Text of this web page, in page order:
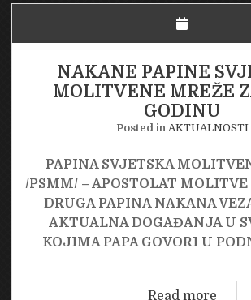
NAKANE PAPINE
MOLITVENE MREŽE
GODINU
Posted in AKTUALNOSTI
PAPINA SVJETSKA
/PSMM/ – APOSTOLAT
DRUGA PAPINA NAKANA
AKTUALNA DOGAĐANJA U
KOJIMA PAPA GOVORI U
Read more